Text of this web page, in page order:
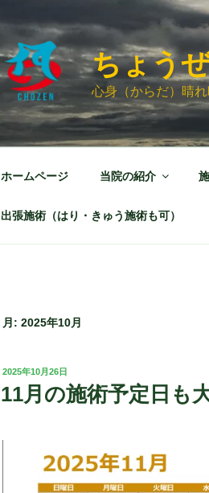
ちょう
心身（からだ）晴
ホームページ 当院の紹介
出張施術（はり・きゅう施術も可）
月: 2025年10月
投
2025年10月26日
11月の施術予定日も